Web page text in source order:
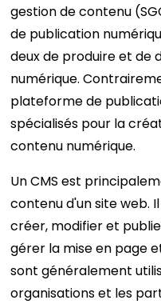
gestion de contenu
de publication
deux de produire et de
numérique.
plateforme de
spécialisés pour la
contenu numérique.
Un CMS est
contenu d'un site web.
créer, modifier et
gérer la mise en page
sont généralement
organisations et les